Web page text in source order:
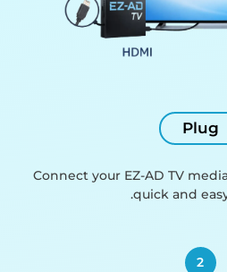
Plug
Connect your EZ-AD TV
quick and
2